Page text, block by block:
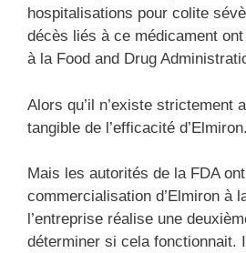
hospitalisations pour colite
décès liés à ce médicament
à la Food and Drug
Alors qu’il n’existe strictement
tangible de l’efficacité d’Elmiron.
Mais les autorités de la FDA
commercialisation d’Elmiron à
l’entreprise réalise une
déterminer si cela fonctionnait.